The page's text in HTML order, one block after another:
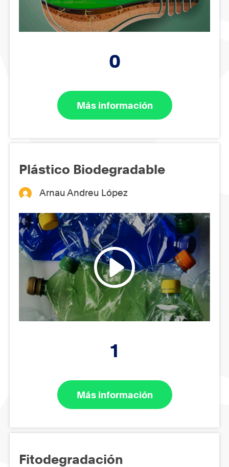
0
Más información
Plástico Biodegradable
Arnau Andreu López
1
Más información
Fitodegradación